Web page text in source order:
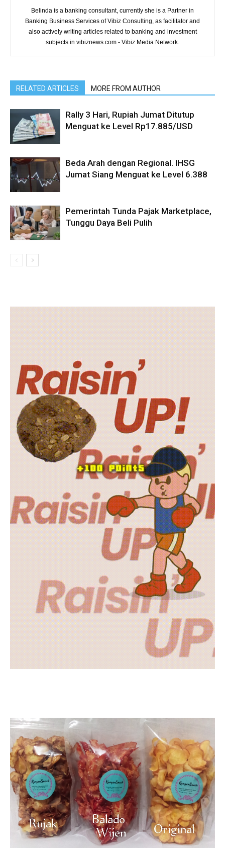
Belinda is a banking consultant, currently she is a Partner in
Banking Business Services of Vibiz Consulting, as facilitator and
also actively writing articles related to banking and investment
subjects in vibiznews.com - Vibiz Media Network.
RELATED ARTICLES MORE FROM AUTHOR
Rally 3 Hari, Rupiah Jumat Ditutup
Menguat ke Level Rp17.885/USD
Beda Arah dengan Regional. IHSG
Jumat Siang Menguat ke Level 6.388
Pemerintah Tunda Pajak Marketplace,
Tunggu Daya Beli Pulih